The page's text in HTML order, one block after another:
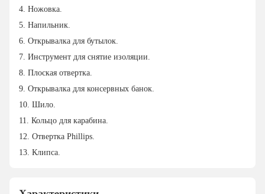
4. Ножовка.
5. Напильник.
6. Открывалка для бутылок.
7. Инструмент для снятие изоляции.
8. Плоская отвертка.
9. Открывалка для консервных банок.
10. Шило.
11. Кольцо для карабина.
12. Отвертка Phillips.
13. Клипса.